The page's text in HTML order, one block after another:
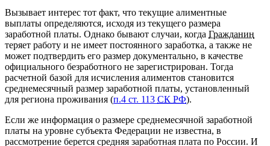
Вызывает интерес тот факт, что текущие алиментные
выплаты определяются, исходя из текущего размера
заработной платы. Однако бывают случаи, когда Гражданин
теряет работу и не имеет постоянного заработка, а также не
может подтвердить его размер документально, в качестве
официального безработного не зарегистрирован. Тогда
расчетной базой для исчисления алиментов становится
среднемесячный размер заработной платы, установленный
для региона проживания (п.4 ст. 113 СК РФ).
Если же информация о размере среднемесячной заработной
платы на уровне субъекта Федерации не известна, в
рассмотрение берется средняя заработная плата по России. И